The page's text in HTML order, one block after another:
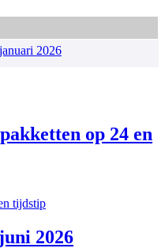
2026
op 24 en
tijdstip
2026